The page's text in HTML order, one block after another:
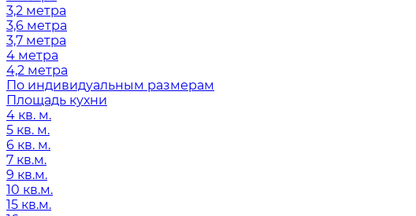
3,2 метра
3,6 метра
3,7 метра
4 метра
4,2 метра
По индивидуальным размерам
Площадь кухни
4 кв. м.
5 кв. м.
6 кв. м.
7 кв.м.
9 кв.м.
10 кв.м.
15 кв.м.